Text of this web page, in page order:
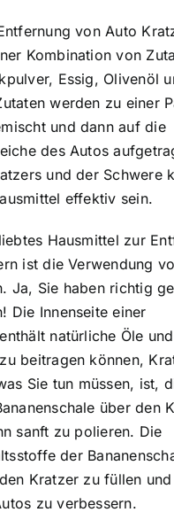
von Auto
Kombination von
Essig, Olivenöl
werden zu einer
und dann auf die
des Autos
und der Schwere
effektiv sein.
Hausmittel zur
ist die Verwendung
Ja, Sie haben richtig
Die Innenseite einer
natürliche Öle und
beitragen können,
Sie tun müssen, ist,
über den
sanft zu polieren. Die
der
Kratzer zu füllen
zu verbessern.